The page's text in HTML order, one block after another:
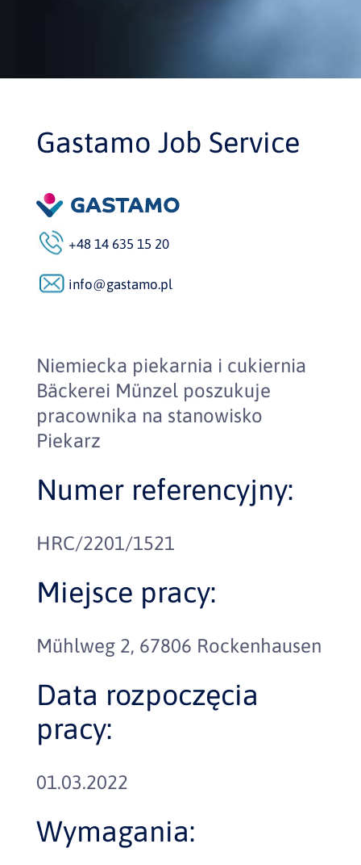
Gastamo Job Service
+48 14 635 15 20
info@gastamo.pl
Niemiecka piekarnia i cukiernia
Bäckerei Münzel poszukuje
pracownika na stanowisko
Piekarz
Numer referencyjny:
HRC/2201/1521
Miejsce pracy:
Mühlweg 2, 67806 Rockenhausen
Data rozpoczęcia
pracy:
01.03.2022
Wymagania: